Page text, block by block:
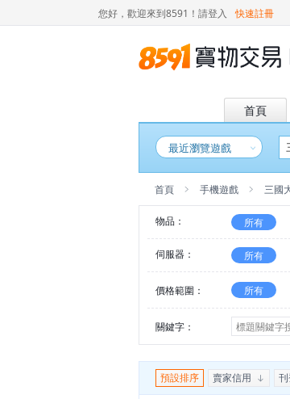
您好，歡迎來到8591！ 請登入 快速註冊
首頁
最近瀏覽遊戲
首頁 手機遊戲 三國
物品： 所有
伺服器： 所有
價格範圍： 所有
關鍵字：
預設排序 賣家信用